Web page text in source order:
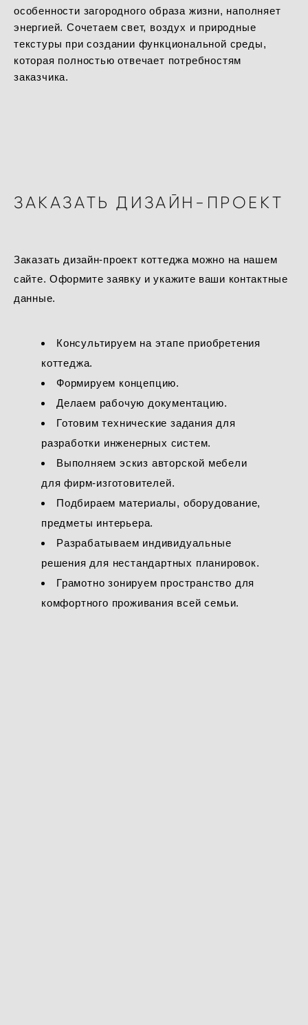
особенности загородного образа жизни, наполняет
энергией. Сочетаем свет, воздух и природные
текстуры при создании функциональной среды,
которая полностью отвечает потребностям
заказчика.
ЗАКАЗАТЬ ДИЗАЙН-ПРОЕКТ
Заказать дизайн-проект коттеджа можно на нашем
сайте. Оформите заявку и укажите ваши контактные
данные.
Консультируем на этапе приобретения
коттеджа.
Формируем концепцию.
Делаем рабочую документацию.
Готовим технические задания для
разработки инженерных систем.
Выполняем эскиз авторской мебели
для фирм-изготовителей.
Подбираем материалы, оборудование,
предметы интерьера.
Разрабатываем индивидуальные
решения для нестандартных планировок.
Грамотно зонируем пространство для
комфортного проживания всей семьи.